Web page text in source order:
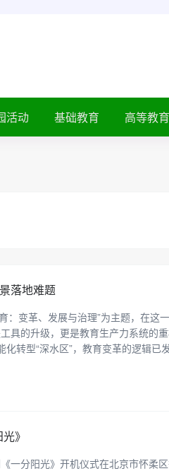
活动 基础教育 高等教育
落地难题
变革、发展与治理”为主题，在这
具的升级，更是教育生产力系统的
转型“深水区”，教育变革的逻辑已
》
一分阳光》开机仪式在北京市怀柔